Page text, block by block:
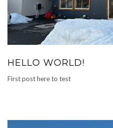
HELLO WORLD!
First post here to test